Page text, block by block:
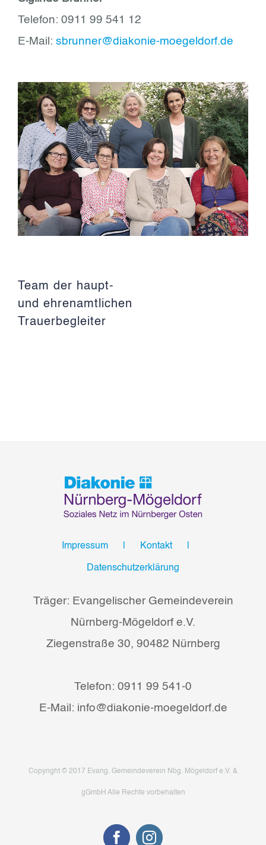
Telefon: 0911 99 541 12
E-Mail: sbrunner@diakonie-moegeldorf.de
Team der haupt-
und ehrenamtlichen
Trauerbegleiter
Impressum Kontakt
Datenschutzerklärung
Träger: Evangelischer Gemeindeverein
Nürnberg-Mögeldorf e.V.
Ziegenstraße 30, 90482 Nürnberg
Telefon: 0911 99 541-0
E-Mail: info@diakonie-moegeldorf.de
Copyright © 2017 Evang. Gemeindeverein Nbg. Mögeldorf e.V. &
gGmbH Alle Rechte vorbehalten
FacebookInstagram